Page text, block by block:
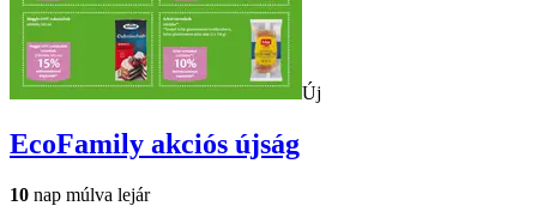
Új
EcoFamily akciós újság
10 nap múlva lejár